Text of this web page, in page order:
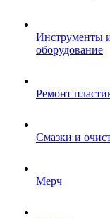
Инструменты
оборудование
Ремонт
Смазки и
Мерч